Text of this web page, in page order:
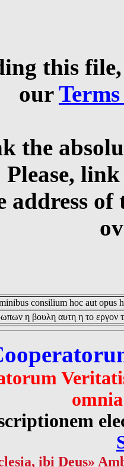
this
our
the
Please,
address
consilium hoc aut opus
η βουλη αυτη η το εργον
ibi Deus»